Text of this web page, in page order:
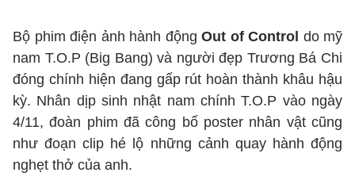
Bộ phim điện ảnh hành động Out of Control do mỹ
nam T.O.P (Big Bang) và người đẹp Trương Bá Chi
đóng chính hiện đang gấp rút hoàn thành khâu hậu
kỳ. Nhân dịp sinh nhật nam chính T.O.P vào ngày
4/11, đoàn phim đã công bố poster nhân vật cũng
như đoạn clip hé lộ những cảnh quay hành động
nghẹt thở của anh.